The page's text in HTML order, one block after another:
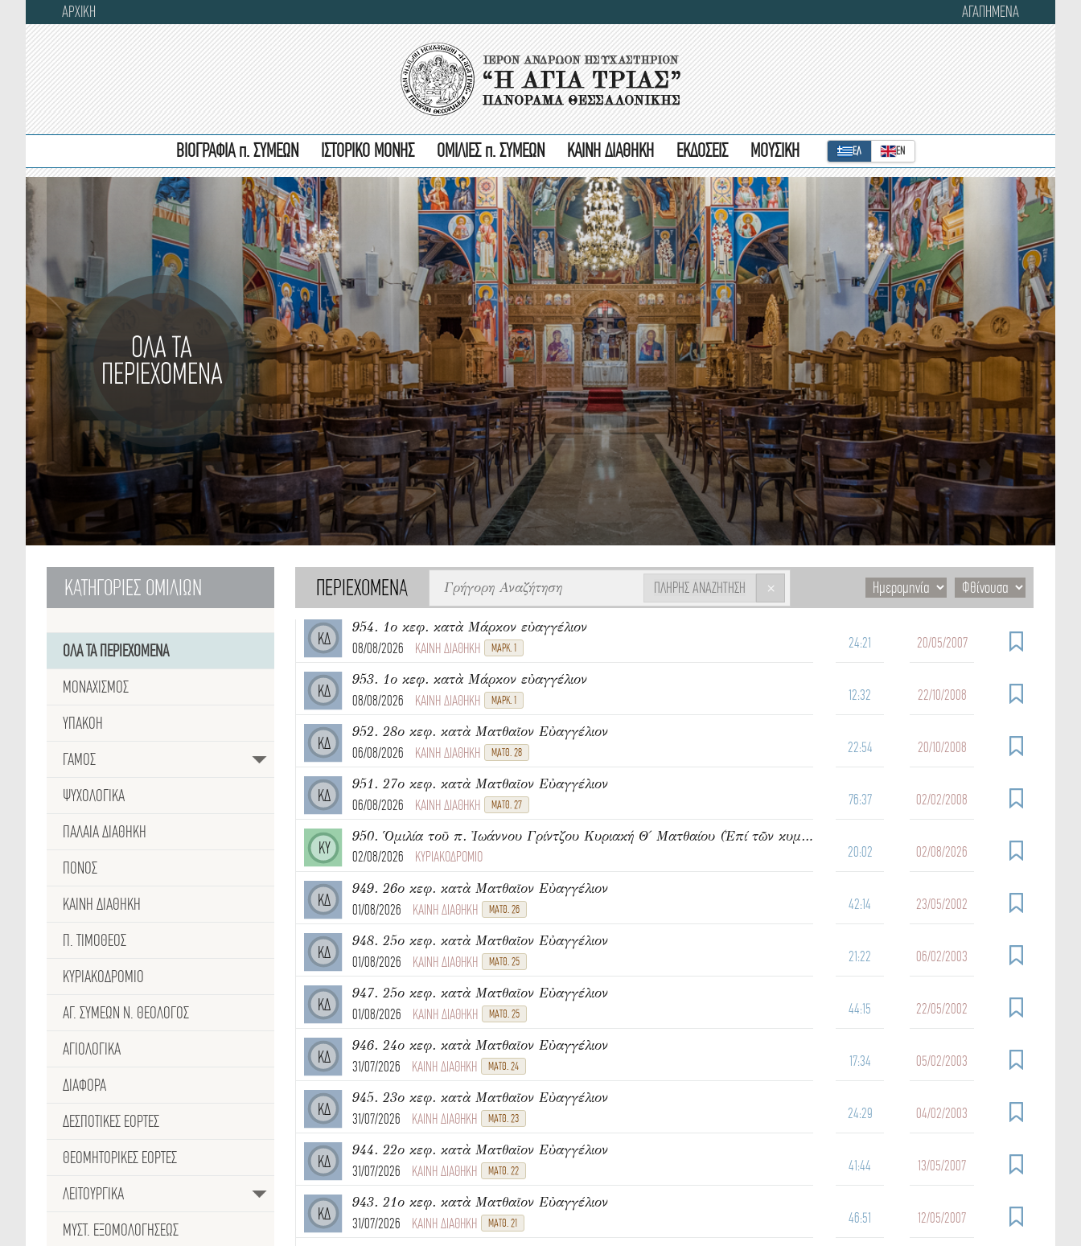
ΑΡΧΙΚΗ ΑΓΑΠΗΜΕΝΑ
ΒΙΟΓΡΑΦΙΑ π. ΣΥΜΕΩΝ ΙΣΤΟΡΙΚΟ ΜΟΝΗΣ ΟΜΙΛΙΕΣ π. ΣΥΜΕΩΝ ΚΑΙΝΗ ΔΙΑΘΗΚΗ ΕΚΔΟΣΕΙΣ ΜΟΥΣΙΚΗ ΕΛ ΕΝ
ΟΛΑ ΤΑ
ΠΕΡΙΕΧΟΜΕΝΑ
ΚΑΤΗΓΟΡΙΕΣ ΟΜΙΛΙΩΝ
ΟΛΑ ΤΑ ΠΕΡΙΕΧΟΜΕΝΑ
ΜΟΝΑΧΙΣΜΟΣ
ΥΠΑΚΟΗ
ΓΑΜΟΣ
ΨΥΧΟΛΟΓΙΚΑ
ΠΑΛΑΙΑ ΔΙΑΘΗΚΗ
ΠΟΝΟΣ
ΚΑΙΝΗ ΔΙΑΘΗΚΗ
Π. ΤΙΜΟΘΕΟΣ
ΚΥΡΙΑΚΟΔΡΟΜΙΟ
ΑΓ. ΣΥΜΕΩΝ Ν. ΘΕΟΛΟΓΟΣ
ΑΓΙΟΛΟΓΙΚΑ
ΔΙΑΦΟΡΑ
ΔΕΣΠΟΤΙΚΈΣ ΕΟΡΤΕΣ
ΘΕΟΜΗΤΟΡΙΚΕΣ ΕΟΡΤΕΣ
ΛΕΙΤΟΥΡΓΙΚΑ
ΜΥΣΤ. ΕΞΟΜΟΛΟΓΗΣΕΩΣ
ΠΕΡΙΕΧΟΜΕΝΑ ΠΛΉΡΗΣ ΑΝΑΖΉΤΗΣΗ ×
ΚΔ
954. 1ο κεφ. κατὰ Μάρκον εὐαγγέλιον
08/08/2026
ΚΑΙΝΗ ΔΙΑΘΗΚΗ ΜΑΡΚ. 1 24:21 20/05/2007
ΚΔ
953. 1ο κεφ. κατὰ Μάρκον εὐαγγέλιον
08/08/2026
ΚΑΙΝΗ ΔΙΑΘΗΚΗ ΜΑΡΚ. 1 12:32 22/10/2008
ΚΔ
952. 28ο κεφ. κατὰ Ματθαῖον Εὐαγγέλιον
06/08/2026
ΚΑΙΝΗ ΔΙΑΘΗΚΗ ΜΑΤΘ. 28 22:54 20/10/2008
ΚΔ
951. 27ο κεφ. κατὰ Ματθαῖον Εὐαγγέλιον
06/08/2026
ΚΑΙΝΗ ΔΙΑΘΗΚΗ ΜΑΤΘ. 27 76:37 02/02/2008
ΚΥ
950. Ὁμιλία τοῦ π. Ἰωάννου Γρίντζου Κυριακή Θ΄ Ματθαίου (Ἐπί τῶν κυμάτων)
02/08/2026
ΚΥΡΙΑΚΟΔΡΟΜΙΟ 20:02 02/08/2026
ΚΔ
949. 26ο κεφ. κατὰ Ματθαῖον Εὐαγγέλιον
01/08/2026
ΚΑΙΝΗ ΔΙΑΘΗΚΗ ΜΑΤΘ. 26 42:14 23/05/2002
ΚΔ
948. 25ο κεφ. κατὰ Ματθαῖον Εὐαγγέλιον
01/08/2026
ΚΑΙΝΗ ΔΙΑΘΗΚΗ ΜΑΤΘ. 25 21:22 06/02/2003
ΚΔ
947. 25ο κεφ. κατὰ Ματθαῖον Εὐαγγέλιον
01/08/2026
ΚΑΙΝΗ ΔΙΑΘΗΚΗ ΜΑΤΘ. 25 44:15 22/05/2002
ΚΔ
946. 24ο κεφ. κατὰ Ματθαῖον Εὐαγγέλιον
31/07/2026
ΚΑΙΝΗ ΔΙΑΘΗΚΗ ΜΑΤΘ. 24 17:34 05/02/2003
ΚΔ
945. 23ο κεφ. κατὰ Ματθαῖον Εὐαγγέλιον
31/07/2026
ΚΑΙΝΗ ΔΙΑΘΗΚΗ ΜΑΤΘ. 23 24:29 04/02/2003
ΚΔ
944. 22ο κεφ. κατὰ Ματθαῖον Εὐαγγέλιον
31/07/2026
ΚΑΙΝΗ ΔΙΑΘΗΚΗ ΜΑΤΘ. 22 41:44 13/05/2007
ΚΔ
943. 21ο κεφ. κατὰ Ματθαῖον Εὐαγγέλιον
31/07/2026
ΚΑΙΝΗ ΔΙΑΘΗΚΗ ΜΑΤΘ. 21 46:51 12/05/2007